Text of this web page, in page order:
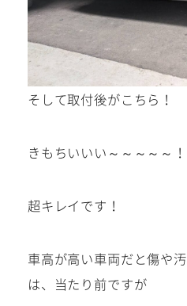
そして取付後がこちら！
きもちいいい～～～～～！
超キレイです！
車高が高い車両だと傷や
は、当たり前ですが